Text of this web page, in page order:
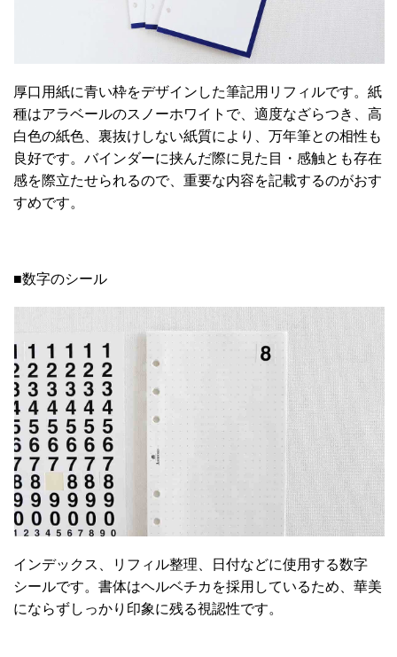
厚口用紙に青い枠をデザインした筆記用リフィルです。紙
種はアラベールのスノーホワイトで、適度なざらつき、高
白色の紙色、裏抜けしない紙質により、万年筆との相性も
良好です。バインダーに挟んだ際に見た目・感触とも存在
感を際立たせられるので、重要な内容を記載するのがおす
すめです。
■数字のシール
インデックス、リフィル整理、日付などに使用する数字
シールです。書体はヘルベチカを採用しているため、華美
にならずしっかり印象に残る視認性です。